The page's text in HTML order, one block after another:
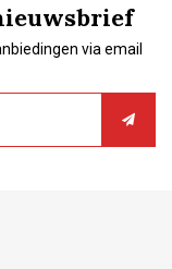
via email